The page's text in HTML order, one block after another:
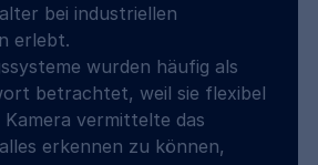
bei industriellen
erlebt.
wurden häufig als
betrachtet, weil sie flexibel
Kamera vermittelte das
erkennen zu können,